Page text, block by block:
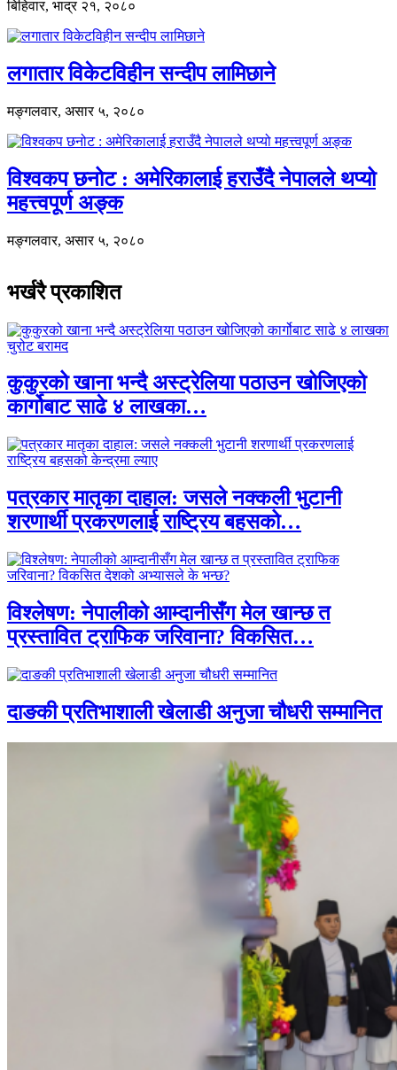
बिहिवार, भाद्र २१, २०८०
लगातार विकेटविहीन सन्दीप लामिछाने
मङ्गलवार, असार ५, २०८०
विश्वकप छनोट : अमेरिकालाई हराउँदै नेपालले थप्यो
महत्त्वपूर्ण अङ्क
मङ्गलवार, असार ५, २०८०
भर्खरै प्रकाशित
कुकुरको खाना भन्दै अस्ट्रेलिया पठाउन खोजिएको
कार्गोबाट साढे ४ लाखका…
पत्रकार मातृका दाहाल: जसले नक्कली भुटानी
शरणार्थी प्रकरणलाई राष्ट्रिय बहसको…
विश्लेषण: नेपालीको आम्दानीसँग मेल खान्छ त
प्रस्तावित ट्राफिक जरिवाना? विकसित…
दाङकी प्रतिभाशाली खेलाडी अनुजा चौधरी सम्मानित